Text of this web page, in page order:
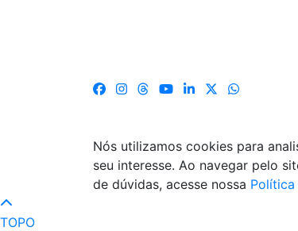
Nós utilizamos cookies para
seu interesse. Ao navegar pelo
de dúvidas, acesse nossa
TOPO